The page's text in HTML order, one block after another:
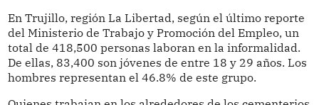
En Trujillo, región La Libertad, según el último reporte
del Ministerio de Trabajo y Promoción del Empleo, un
total de 418,500 personas laboran en la informalidad.
De ellas, 83,400 son jóvenes de entre 18 y 29 años. Los
hombres representan el 46.8% de este grupo.